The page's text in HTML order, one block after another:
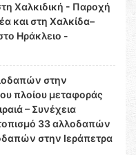
Χαλκιδική - Παροχή
και στη Χαλκίδα–
Ηράκλειο -
στην
πλοίου μεταφοράς
– Συνέχεια
33 αλλοδαπών
στην Ιεράπετρα